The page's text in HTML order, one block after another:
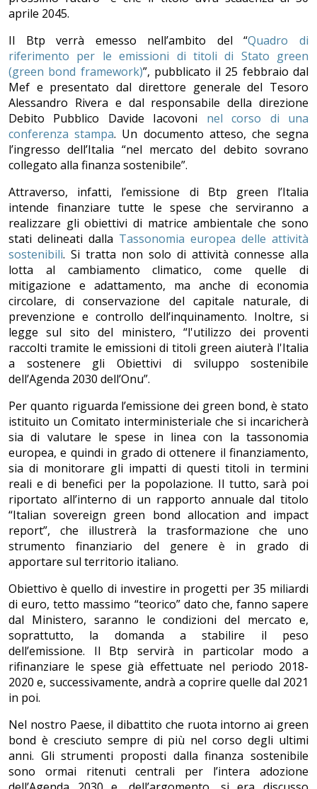
aprile 2045.
Il Btp verrà emesso nell’ambito del “Quadro di
riferimento per le emissioni di titoli di Stato green
(green bond framework)”, pubblicato il 25 febbraio dal
Mef e presentato dal direttore generale del Tesoro
Alessandro Rivera e dal responsabile della direzione
Debito Pubblico Davide Iacovoni nel corso di una
conferenza stampa. Un documento atteso, che segna
l’ingresso dell’Italia “nel mercato del debito sovrano
collegato alla finanza sostenibile”.
Attraverso, infatti, l’emissione di Btp green l’Italia
intende finanziare tutte le spese che serviranno a
realizzare gli obiettivi di matrice ambientale che sono
stati delineati dalla Tassonomia europea delle attività
sostenibili. Si tratta non solo di attività connesse alla
lotta al cambiamento climatico, come quelle di
mitigazione e adattamento, ma anche di economia
circolare, di conservazione del capitale naturale, di
prevenzione e controllo dell’inquinamento. Inoltre, si
legge sul sito del ministero, “l'utilizzo dei proventi
raccolti tramite le emissioni di titoli green aiuterà l'Italia
a sostenere gli Obiettivi di sviluppo sostenibile
dell’Agenda 2030 dell’Onu”.
Per quanto riguarda l’emissione dei green bond, è stato
istituito un Comitato interministeriale che si incaricherà
sia di valutare le spese in linea con la tassonomia
europea, e quindi in grado di ottenere il finanziamento,
sia di monitorare gli impatti di questi titoli in termini
reali e di benefici per la popolazione. Il tutto, sarà poi
riportato all’interno di un rapporto annuale dal titolo
“Italian sovereign green bond allocation and impact
report”, che illustrerà la trasformazione che uno
strumento finanziario del genere è in grado di
apportare sul territorio italiano.
Obiettivo è quello di investire in progetti per 35 miliardi
di euro, tetto massimo “teorico” dato che, fanno sapere
dal Ministero, saranno le condizioni del mercato e,
soprattutto, la domanda a stabilire il peso
dell’emissione. Il Btp servirà in particolar modo a
rifinanziare le spese già effettuate nel periodo 2018-
2020 e, successivamente, andrà a coprire quelle dal 2021
in poi.
Nel nostro Paese, il dibattito che ruota intorno ai green
bond è cresciuto sempre di più nel corso degli ultimi
anni. Gli strumenti proposti dalla finanza sostenibile
sono ormai ritenuti centrali per l’intera adozione